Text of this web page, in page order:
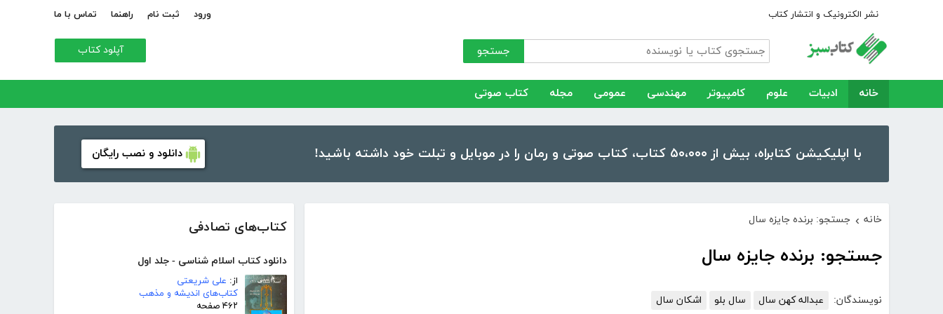
نشر الکترونیک و انتشار کتاب ورود ثبت نام راهنما تماس با ما
جستجو آپلود کتاب
خانه ادبیات علوم کامپیوتر مهندسی عمومی مجله کتاب صوتی
با اپلیکیشن کتابراه، بیش از ۵۰،۰۰۰ کتاب، کتاب صوتی و رمان را در موبایل و تبلت خود داشته باشید! دانلود و نصب رایگان
کتاب‌های تصادفی
دانلود کتاب اسلام شناسی - جلد اول
از: علی شریعتی
کتاب‌های اندیشه و مذهب
۴۶۲ صفحه
خانه › جستجو: برنده جایزه سال
جستجو: برنده جایزه سال
نویسندگان: عبداله کهن سال سال بلو اشکان سال